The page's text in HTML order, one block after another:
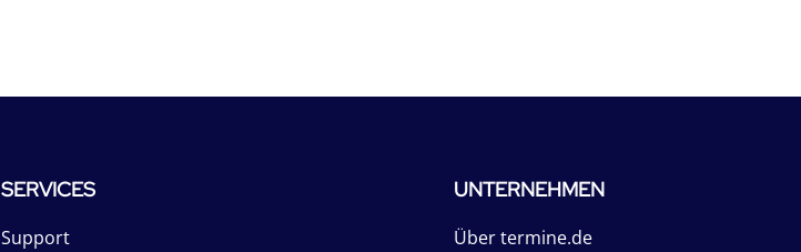
SERVICES
Support
UNTERNEHMEN
Über termine.de